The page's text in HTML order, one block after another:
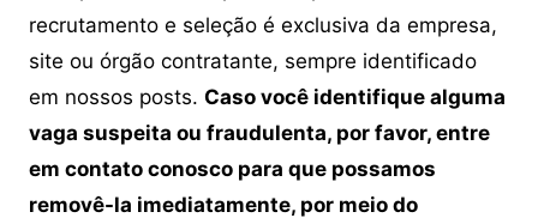
recrutamento e seleção é exclusiva da empresa,
site ou órgão contratante, sempre identificado
em nossos posts. Caso você identifique alguma
vaga suspeita ou fraudulenta, por favor, entre
em contato conosco para que possamos
removê-la imediatamente, por meio do